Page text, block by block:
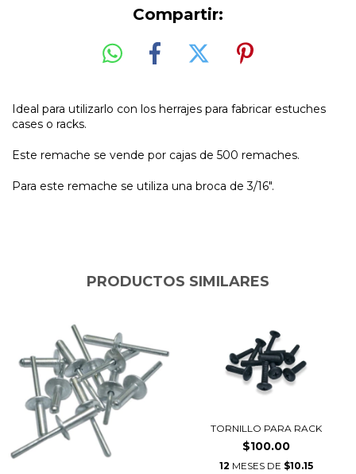
Compartir:
Ideal para utilizarlo con los herrajes para fabricar estuches
cases o racks.
Este remache se vende por cajas de 500 remaches.
Para este remache se utiliza una broca de 3/16".
PRODUCTOS SIMILARES
TORNILLO PARA RACK
$100.00
12 MESES DE $10.15